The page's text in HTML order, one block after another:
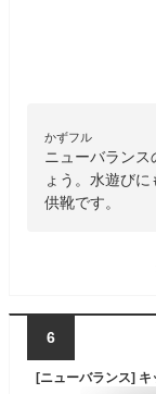
かずフル
ニューバラン
ょう。水遊び
供靴です。
6